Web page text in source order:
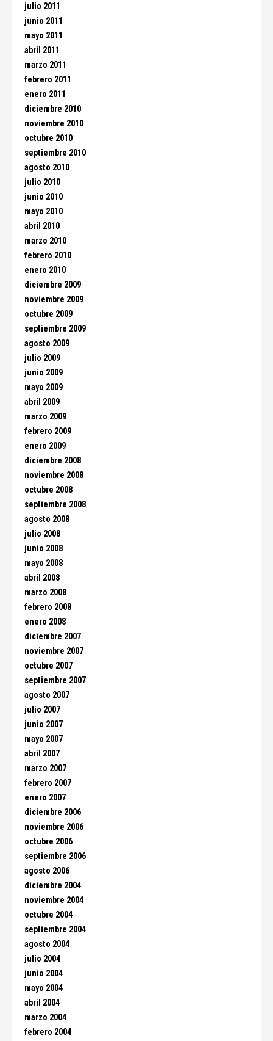
julio 2011
junio 2011
mayo 2011
abril 2011
marzo 2011
febrero 2011
enero 2011
diciembre 2010
noviembre 2010
octubre 2010
septiembre 2010
agosto 2010
julio 2010
junio 2010
mayo 2010
abril 2010
marzo 2010
febrero 2010
enero 2010
diciembre 2009
noviembre 2009
octubre 2009
septiembre 2009
agosto 2009
julio 2009
junio 2009
mayo 2009
abril 2009
marzo 2009
febrero 2009
enero 2009
diciembre 2008
noviembre 2008
octubre 2008
septiembre 2008
agosto 2008
julio 2008
junio 2008
mayo 2008
abril 2008
marzo 2008
febrero 2008
enero 2008
diciembre 2007
noviembre 2007
octubre 2007
septiembre 2007
agosto 2007
julio 2007
junio 2007
mayo 2007
abril 2007
marzo 2007
febrero 2007
enero 2007
diciembre 2006
noviembre 2006
octubre 2006
septiembre 2006
agosto 2006
diciembre 2004
noviembre 2004
octubre 2004
septiembre 2004
agosto 2004
julio 2004
junio 2004
mayo 2004
abril 2004
marzo 2004
febrero 2004